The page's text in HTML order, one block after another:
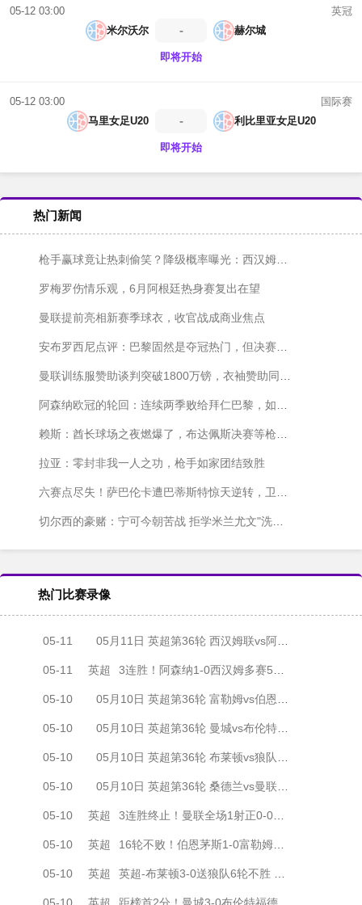
05-12 03:00
英冠
米尔沃尔
- 赫尔城
即将开始
05-12 03:00
国际赛
马里女足U20
- 利比里亚女足U20
即将开始
热门新闻
枪手赢球竟让热刺偷笑？降级概率曝光：西汉姆悬了，热刺稳了？
罗梅罗伤情乐观，6月阿根廷热身赛复出在望
曼联提前亮相新赛季球衣，收官战成商业焦点
安布罗西尼点评：巴黎固然是夺冠热门，但决赛遇上阿森纳胜算也就五五开
曼联训练服赞助谈判突破1800万镑，衣袖赞助同步推进
阿森纳欧冠的轮回：连续两季败给拜仁巴黎，如今决赛再遇旧敌
赖斯：酋长球场之夜燃爆了，布达佩斯决赛等枪迷来嗨
拉亚：零封非我一人之功，枪手如家团结致胜
六赛点尽失！萨巴伦卡遭巴蒂斯特惊天逆转，卫冕梦碎马德里
切尔西的豪赌：宁可今朝苦战 拒学米兰尤文"洗白"捷径
热门比赛录像
05-11 05月11日 英超第36轮 西汉姆联vs阿森纳 全场录像
05-11 英超 3连胜！阿森纳1-0西汉姆多赛5分领跑 特罗萨德制胜本·怀特伤退
05-10 05月10日 英超第36轮 富勒姆vs伯恩茅斯 全场录像
05-10 05月10日 英超第36轮 曼城vs布伦特福德 全场录像
05-10 05月10日 英超第36轮 布莱顿vs狼队 全场录像
05-10 05月10日 英超第36轮 桑德兰vs曼联 全场录像
05-10 英超 3连胜终止！曼联全场1射正0-0桑德兰仍第3 拉门斯屡献神扑
05-10 英超 16轮不败！伯恩茅斯1-0富勒姆先赛距维拉3分 两队上半场各染一红
05-10 英超 英超-布莱顿3-0送狼队6轮不胜 辛谢尔伍德36秒闪击邓克、明特破门
05-10 英超 距榜首2分！曼城3-0布伦特福德 多库破门哈兰德传射马尔穆什建功